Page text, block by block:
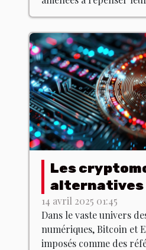
Les
alternatives
du Bitcoin et
l'Ethereum
du terrain
14 avril 2025 01:45
Dans le vaste univers
numériques, Bitcoin et
imposés comme des